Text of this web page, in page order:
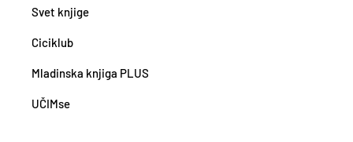
Svet knjige
Ciciklub
Mladinska knjiga PLUS
UČIMse